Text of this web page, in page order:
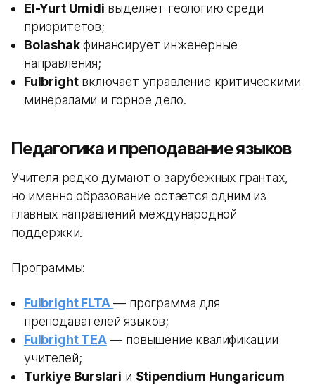
El-Yurt Umidi выделяет геологию среди
приоритетов;
Bolashakфинансирует инженерные
направления;
Fulbrightвключает управление критическими
минералами и горное дело.
Педагогика и преподавание языков
Учителя редко думают о зарубежных грантах,
но именно образование остается одним из
главных направлений международной
поддержки.
Программы:
Fulbright FLTA — программа для
преподавателей языков;
Fulbright TEA— повышение квалификации
учителей;
Turkiye Burslari и Stipendium Hungaricum